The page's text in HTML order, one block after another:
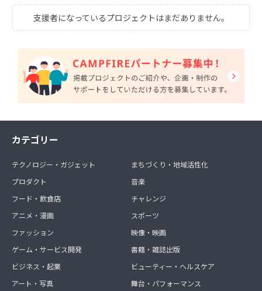
支援者になっているプロジェクトはまだありません。
カテゴリー
テクノロジー・ガジェット
プロダクト
フード・飲食店
アニメ・漫画
ファッション
ゲーム・サービス開発
ビジネス・起業
アート・写真
まちづくり・地域活性化
音楽
チャレンジ
スポーツ
映像・映画
書籍・雑誌出版
ビューティー・ヘルスケア
舞台・パフォーマンス